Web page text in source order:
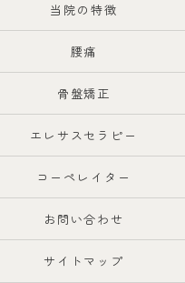
当院の特徴
腰痛
骨盤矯正
エレサスセラピー
コーペレイター
お問い合わせ
サイトマップ